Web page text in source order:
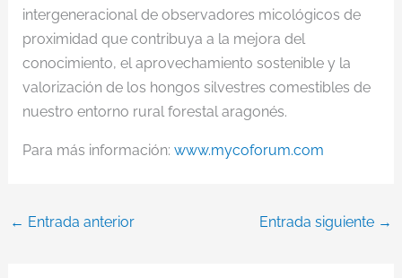
intergeneracional de observadores micológicos de
proximidad que contribuya a la mejora del
conocimiento, el aprovechamiento sostenible y la
valorización de los hongos silvestres comestibles de
nuestro entorno rural forestal aragonés.
Para más información: www.mycoforum.com
← Entrada anterior Entrada siguiente →